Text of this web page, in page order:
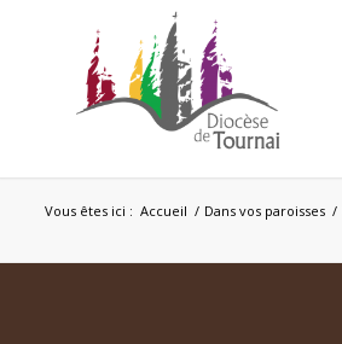
Vous êtes ici : Accueil / Dans vos paroisses /